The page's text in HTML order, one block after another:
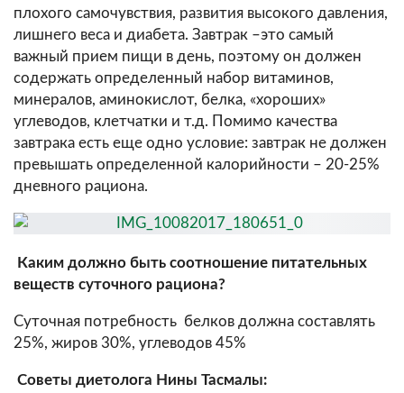
плохого самочувствия, развития высокого давления,
лишнего веса и диабета. Завтрак –это самый
важный прием пищи в день, поэтому он должен
содержать определенный набор витаминов,
минералов, аминокислот, белка, «хороших»
углеводов, клетчатки и т.д. Помимо качества
завтрака есть еще одно условие: завтрак не должен
превышать определенной калорийности – 20-25%
дневного рациона.
Каким должно быть соотношение питательных
веществ суточного рациона?
Суточная потребность белков должна составлять
25%, жиров 30%, углеводов 45%
Советы диетолога Нины Тасмалы: